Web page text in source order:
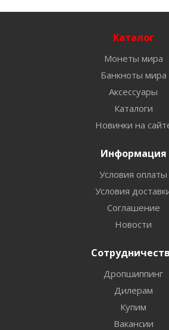
Каталог
Монеты мира
Банкноты мира
Аксессуары
Каталоги
Новинки на
Информация
Условия оплаты
Условия
Соглашение
Новости
Дропшиппинг
Дилерам
Купим
Вакансии